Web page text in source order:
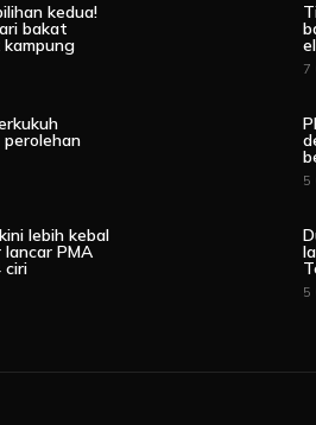
kedua!
bakat
lebih kebal
PMA
ciri
7
5
5